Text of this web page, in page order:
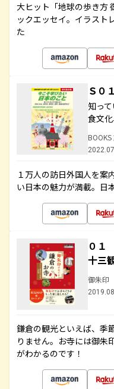
大ヒット「地球の歩き方
ックエッセイ。イラスト
た
Ｓ０
知っ
食文
１万人の訪日外国人を案
い日本の魅力が満載。日
０１
十三
御朱印
鎌倉の観光といえば、季
りません。お寺には御朱
がわかるのです！